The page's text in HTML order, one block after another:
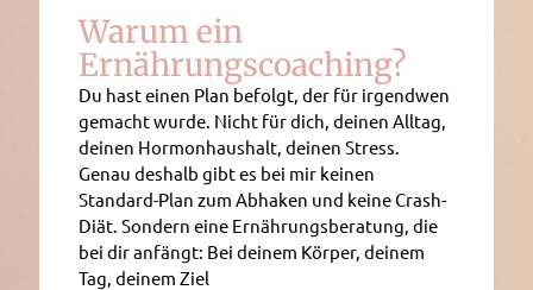
Warum ein
Ernährungscoaching?
Du hast einen Plan befolgt, der für irgendwen
gemacht wurde. Nicht für dich, deinen Alltag,
deinen Hormonhaushalt, deinen Stress.
Genau deshalb gibt es bei mir keinen
Standard-Plan zum Abhaken und keine Crash-
Diät. Sondern eine Ernährungsberatung, die
bei dir anfängt: Bei deinem Körper, deinem
Tag, deinem Ziel